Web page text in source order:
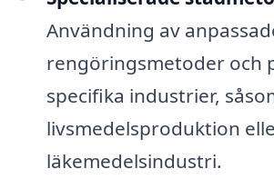
Användning av
rengöringsmetoder och
specifika industrier,
livsmedelsproduktion
läkemedelsindustri.